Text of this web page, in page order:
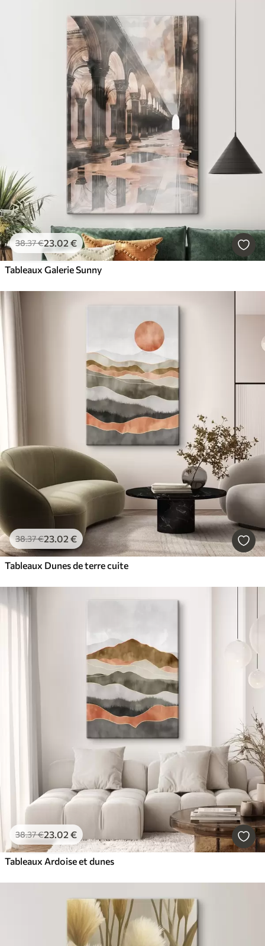
38.37€23.02 €
Tableaux Galerie Sunny
38.37€23.02 €
Tableaux Dunes de terre cuite
38.37€23.02 €
Tableaux Ardoise et dunes